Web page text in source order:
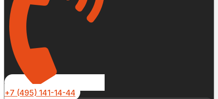
+7 (495) 141-14-44